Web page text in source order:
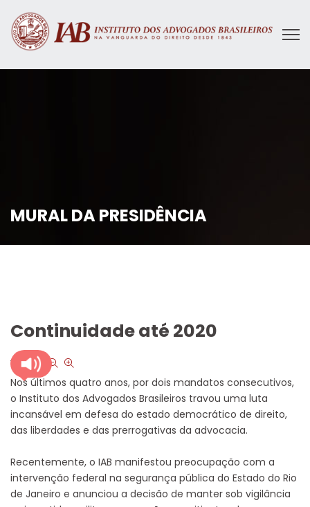
MURAL DA PRESIDÊNCIA
Continuidade até 2020
font size
Nos últimos quatro anos, por dois mandatos consecutivos,
o Instituto dos Advogados Brasileiros travou uma luta
incansável em defesa do estado democrático de direito,
das liberdades e das prerrogativas da advocacia.
Recentemente, o IAB manifestou preocupação com a
intervenção federal na segurança pública do Estado do Rio
de Janeiro e anunciou a decisão de manter sob vigilância